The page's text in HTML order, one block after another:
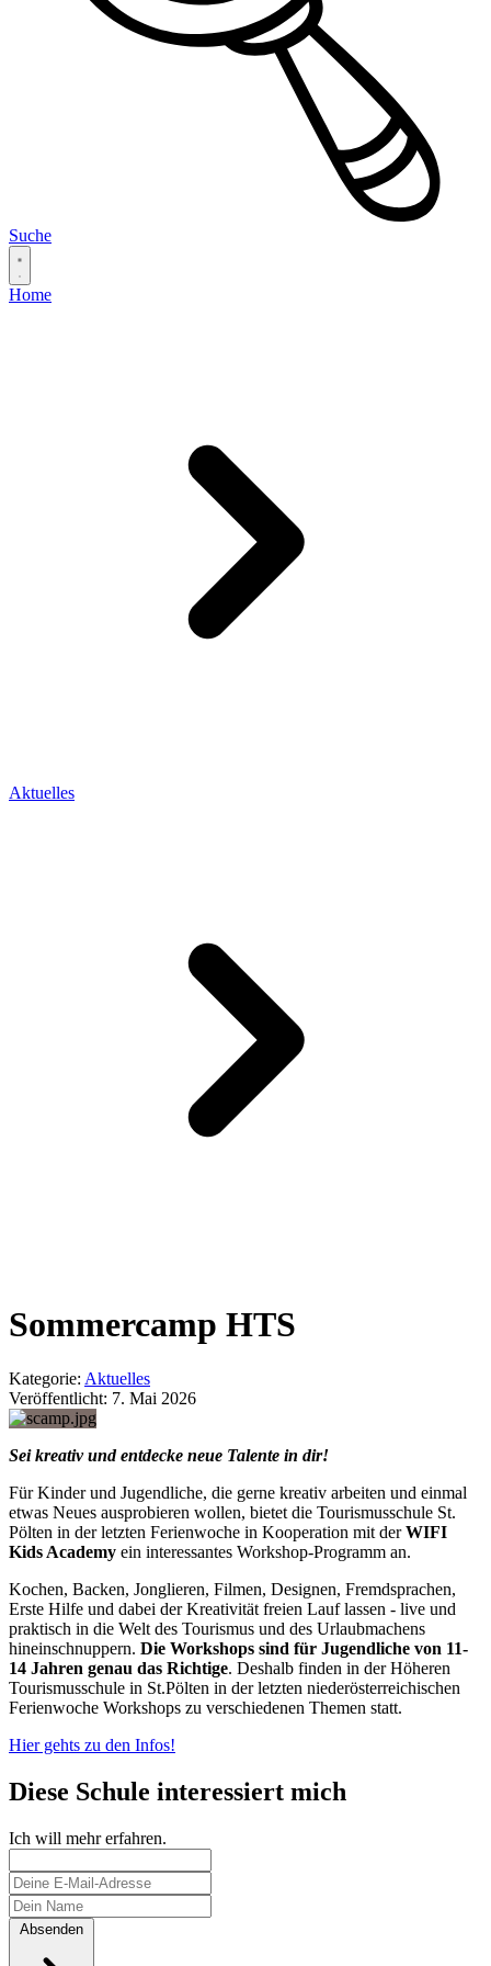
Suche
Home
Aktuelles
Sommercamp HTS
Kategorie: Aktuelles
Veröffentlicht: 7. Mai 2026
Sei kreativ und entdecke neue Talente in dir!
Für Kinder und Jugendliche, die gerne kreativ arbeiten und einmal
etwas Neues ausprobieren wollen, bietet die Tourismusschule St.
Pölten in der letzten Ferienwoche in Kooperation mit derWIFI
Kids Academy ein interessantes Workshop-Programm an.
Kochen, Backen, Jonglieren, Filmen, Designen, Fremdsprachen,
Erste Hilfe und dabei der Kreativität freien Lauf lassen - live und
praktisch in die Welt des Tourismus und des Urlaubmachens
hineinschnuppern. Die Workshops sind für Jugendliche von 11-
14 Jahren genau das Richtige. Deshalb finden in der Höheren
Tourismusschule in St.Pölten in der letzten niederösterreichischen
Ferienwoche Workshops zu verschiedenen Themen statt.
Hier gehts zu den Infos!
Diese Schule interessiert mich
Ich will mehr erfahren.
Absenden